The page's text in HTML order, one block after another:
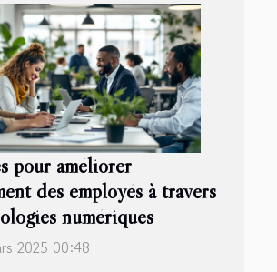
pour améliorer
des employés à travers
numériques
2025 00:48